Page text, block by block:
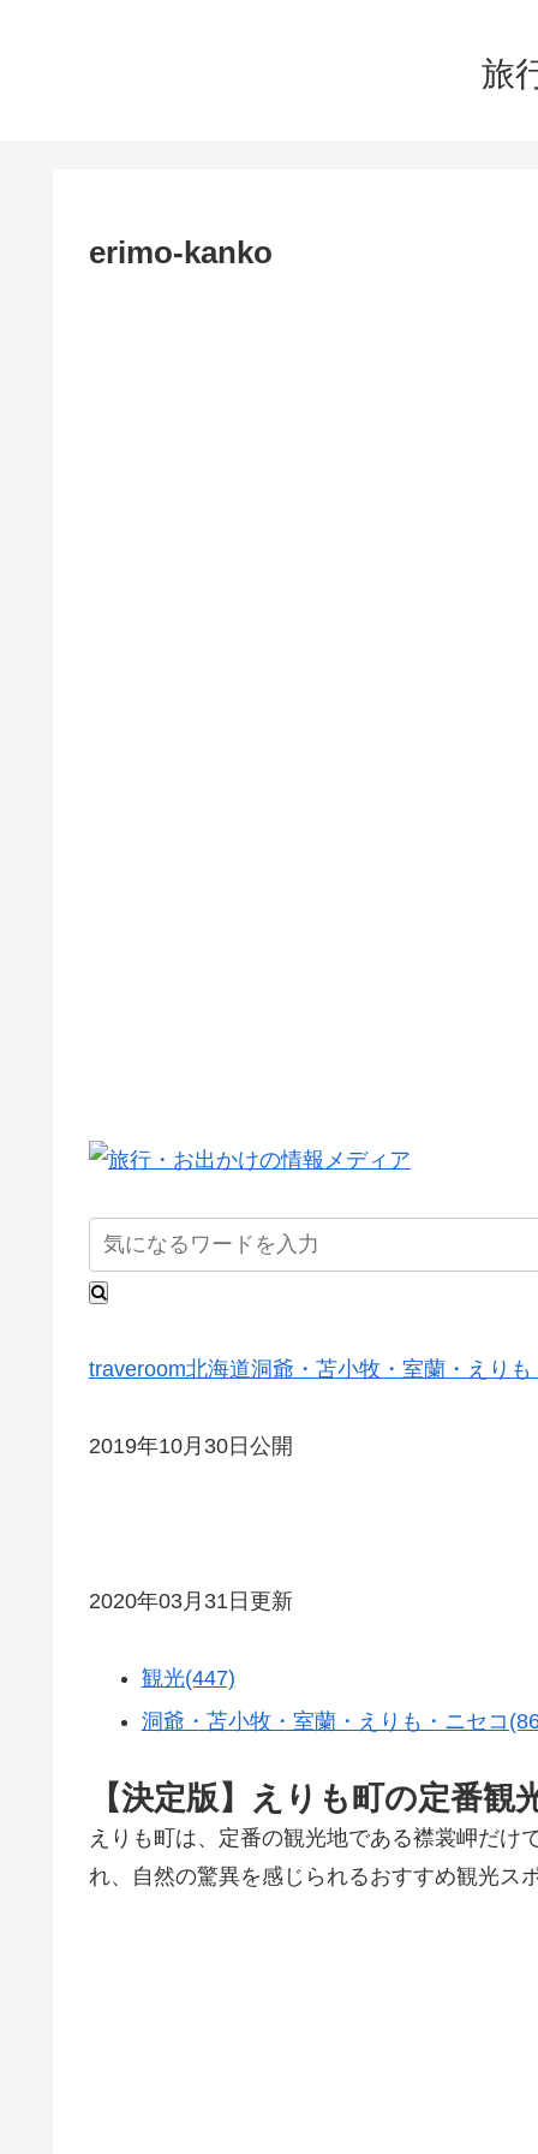
旅
erimo-kanko
traveroom北海道洞爺・苫小牧・室蘭・えりも
2019年10月30日公開
2020年03月31日更新
観光(447)
洞爺・苫小牧・室蘭・えりも・ニセコ
【決定版】えりも町の定番
えりも町は、定番の観光地である襟裳岬だ
れ、自然の驚異を感じられるおすすめ観光ス